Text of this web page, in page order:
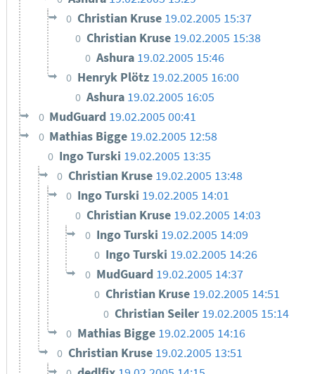
0 Christian Kruse 19.02.2005 15:37
0 Christian Kruse 19.02.2005 15:38
0 Ashura 19.02.2005 15:46
0 Henryk Plötz 19.02.2005 16:00
0 Ashura 19.02.2005 16:05
0 MudGuard 19.02.2005 00:41
0 Mathias Bigge 19.02.2005 12:58
0 Ingo Turski 19.02.2005 13:35
0 Christian Kruse 19.02.2005 13:48
0 Ingo Turski 19.02.2005 14:01
0 Christian Kruse 19.02.2005 14:03
0 Ingo Turski 19.02.2005 14:09
0 Ingo Turski 19.02.2005 14:26
0 MudGuard 19.02.2005 14:37
0 Christian Kruse 19.02.2005 14:51
0 Christian Seiler 19.02.2005 15:14
0 Mathias Bigge 19.02.2005 14:16
0 Christian Kruse 19.02.2005 13:51